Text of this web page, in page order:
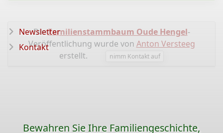
DieFamilienstammbaum Oude Hengel-
Veröffentlichung wurde von Anton Versteeg
erstellt.
nimm Kontakt auf
Newsletter
Kontakt
Bewahren Sie Ihre Familiengeschichte,